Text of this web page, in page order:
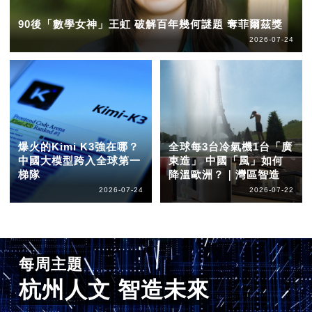
90後「數學女神」王虹 破解百年幾何謎題 奪菲爾茲獎
2026-07-24
爆火的Kimi K3強在哪？
中國大模型跨入全球第一
梯隊
2026-07-24
全球每3台冷氣機1台「廣
東造」 中國「風」如何
降溫歐洲？｜灣區智造
2026-07-22
每周主題
杭州人文 智造未來